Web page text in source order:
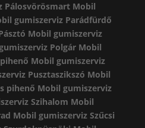
Pálosvörösmart Mobil
gumiszerviz Parádfürdő
Mobil gumiszerviz
Polgár Mobil
Mobil gumiszerviz
Pusztaszikszó Mobil
pihenő Mobil gumiszerviz
Szihalom Mobil
Mobil gumiszerviz Szűcsi